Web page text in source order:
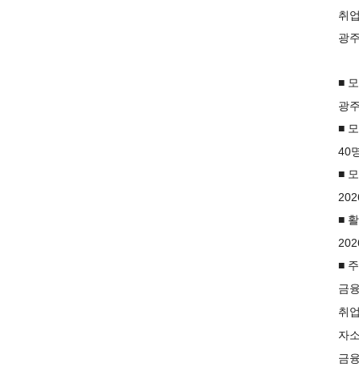
취
광
■
광
■
40
■
■
■
금
취
자
금